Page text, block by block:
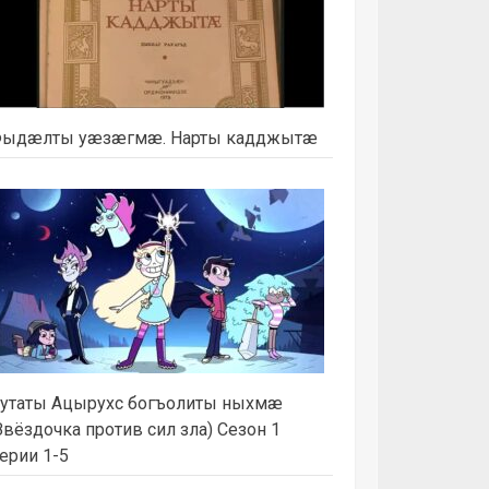
уæзæгмæ. Нарты кадджытæ
Ацырухс богъолиты ныхмæ
против сил зла) Сезон 1
1-5